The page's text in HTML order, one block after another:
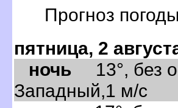
Прогноз
пятница, 2
ночь 13°, без
Западный,1 м/с